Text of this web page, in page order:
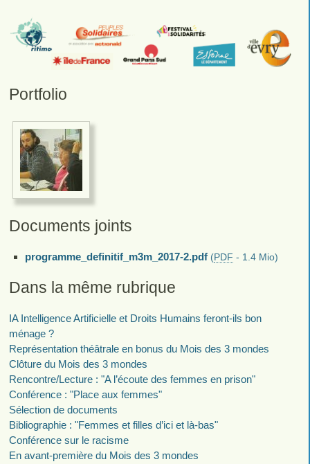
Portfolio
Documents joints
programme_definitif_m3m_2017-2.pdf (PDF - 1.4 Mio)
Dans la même rubrique
IA Intelligence Artificielle et Droits Humains feront-ils bon
ménage ?
Représentation théâtrale en bonus du Mois des 3 mondes
Clôture du Mois des 3 mondes
Rencontre/Lecture : "A l’écoute des femmes en prison"
Conférence : "Place aux femmes"
Sélection de documents
Bibliographie : "Femmes et filles d’ici et là-bas"
Conférence sur le racisme
En avant-première du Mois des 3 mondes